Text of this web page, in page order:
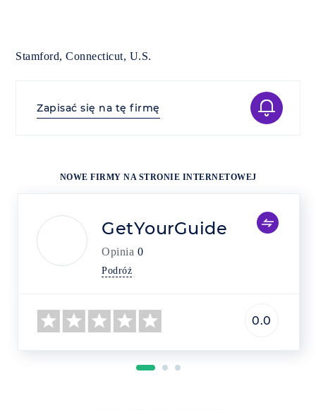
Stamford, Connecticut, U.S.
Zapisać się na tę firmę
NOWE FIRMY NA STRONIE INTERNETOWEJ
GetYourGuide
Opinia 0
Podróż
0.0